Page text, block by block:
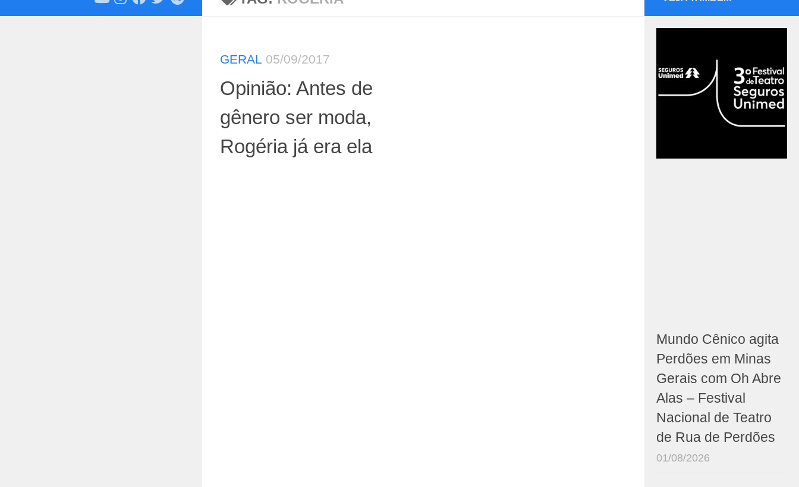
GERAL 05/09/2017
Opinião: Antes de
gênero ser moda,
Rogéria já era ela
Mundo Cênico agita
Perdões em Minas
Gerais com Oh Abre
Alas – Festival
Nacional de Teatro
de Rua de Perdões
01/08/2026